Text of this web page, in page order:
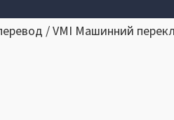
/ VMI Машинний